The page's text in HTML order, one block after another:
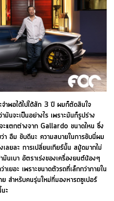
ำพอได้ไปได้สัก 3 ปี ผมก็ตัดสินใจ
นจะเป็นอย่างไร เพราะมันก็รูปร่าง
ะแตกต่างจาก Gallardo ขนาดไหน ซึ่ง
า อืม ขับดีนะ ความสบายในการขับนี่ผม
ลยละ การเปลี่ยนเกียร์นั้น สมู้ดมากไม่
มันเบา อัตราเร่งของเครื่องยนต์น้องๆ
ยอะ เพราะขนาดตัวรถที่เล็กกว่าภายใน
สำหรับคนรุ่นใหม่ที่มองหารถซูเปอร์
ะ